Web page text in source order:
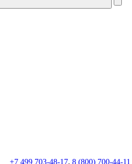
+7 499 703-48-17, 8 (800) 700-44-11